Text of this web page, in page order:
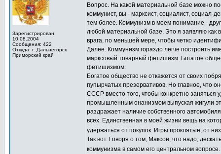
Зарегистрирован:
10.08.2004
Сообщения: 422
Откуда: г. Дальнегорск
Приморский край
Вопрос. На какой материальной базе можно
коммунист, вы - марксист, социалист, социал-
тем более. Коммунизм в моем понимание -
любой материальной базе. Это я заявляю как
врага, по меньшей мере, чтобы четко
Далее. Коммунизм гораздо легче построить
марксовый товарный фетишизм. Богатое
фетишизмом.
Богатое общество не откажется от своих
пупырчатых презервативов. Но главное, что
СССР вместо того, чтобы конкретно заняться
промышленным онанизмом выпуская жигули
раздражает наличие собственного
всех. Единственная в моей жизни вещь на
удержаться от покупок. Игры проклятые, от
Так вот. Говоря о том, Максон, что надо,
коммунизма в самом его центральном вопросе.